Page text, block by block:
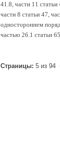
41.8, части 11 статьи
части 8 статьи 47,
одностороннем
частью 26.1 статьи
Страницы: 5 из 94